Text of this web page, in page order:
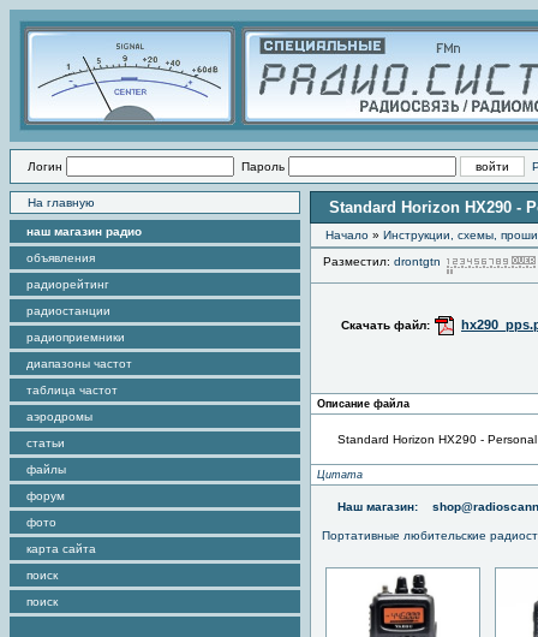
Логин Пароль
На главную
наш магазин радио
объявления
радиорейтинг
радиостанции
радиоприемники
диапазоны частот
таблица частот
аэродромы
статьи
файлы
форум
фото
карта сайта
поиск
поиск
Standard Horizon HX290 -
Начало » Инструкции, схемы,
Разместил: drontgtn
Скачать файл:
Описание файла
Standard Horizon HX290 -
Цитата
Наш магазин:
Портативные любительские